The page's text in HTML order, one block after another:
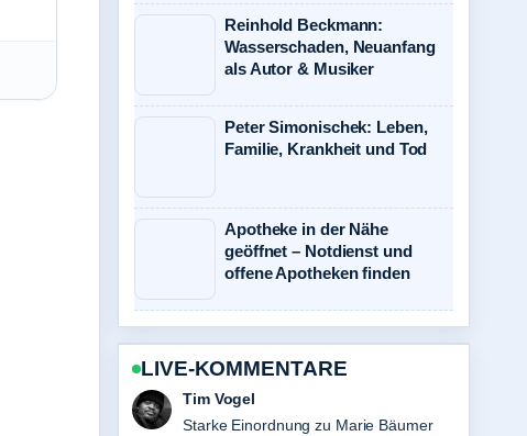
Reinhold Beckmann:
Wasserschaden, Neuanfang
als Autor & Musiker
Peter Simonischek: Leben,
Familie, Krankheit und Tod
Apotheke in der Nähe
geöffnet – Notdienst und
offene Apotheken finden
LIVE-KOMMENTARE
Mila Kruger
Verfolge Tower Bridge: Geschichte,